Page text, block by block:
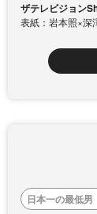
ザテレビジョン
表紙：岩本照×深
日本一の最低